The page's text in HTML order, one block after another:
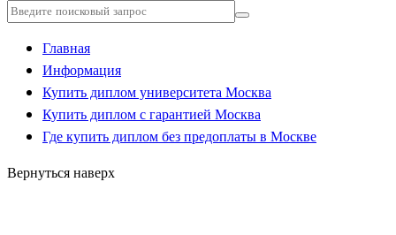
Главная
Информация
Купить диплом университета Москва
Купить диплом с гарантией Москва
Где купить диплом без предоплаты в Москве
Вернуться наверх